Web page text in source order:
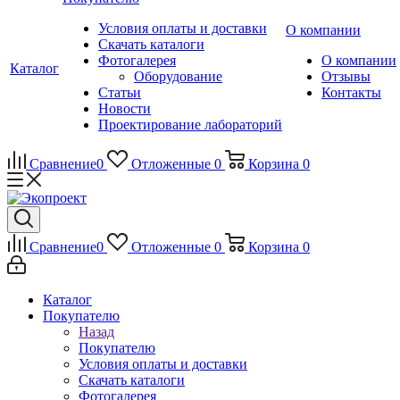
Каталог
Условия оплаты и доставки
Скачать каталоги
Фотогалерея
Оборудование
Статьи
Новости
Проектирование лабораторий
О компании
О компании
Отзывы
Контакты
Сравнение0 Отложенные 0 Корзина 0
Сравнение0 Отложенные 0 Корзина 0
Каталог
Покупателю
Назад
Покупателю
Условия оплаты и доставки
Скачать каталоги
Фотогалерея